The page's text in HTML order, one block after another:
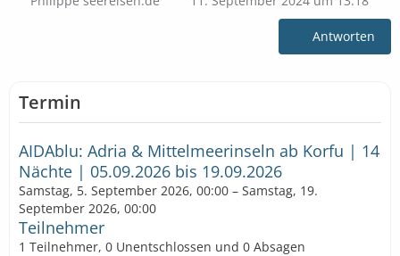
Antworten
Termin
AIDAblu: Adria & Mittelmeerinseln ab Korfu | 14
Nächte | 05.09.2026 bis 19.09.2026
Samstag, 5. September 2026, 00:00 – Samstag, 19.
September 2026, 00:00
Teilnehmer
1 Teilnehmer, 0 Unentschlossen und 0 Absagen